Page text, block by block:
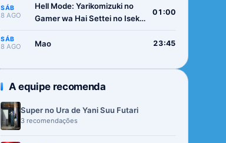
SÁB
8 AGO
Hell Mode: Yarikomizuki no
Gamer wa Hai Settei no Isekai
01:00
SÁB
8 AGO Mao 23:45
A equipe recomenda
Super no Ura de Yani Suu Futari
3 recomendações